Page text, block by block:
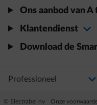
Ons aanbod van A
Klantendienst
Download de
Selecteer uw profiel
Als u de selectie wijzigt, gaat u
© Electrabel nv Onze